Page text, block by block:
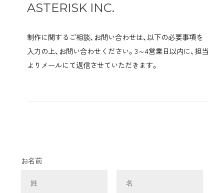
ASTERISK INC.
制作に関するご相談、お問い合わせは、以下の必要事項を
入力の上、お問い合わせください。 3～4営業日以内に、担当
よりメールにて返信させていただきます。
お名前